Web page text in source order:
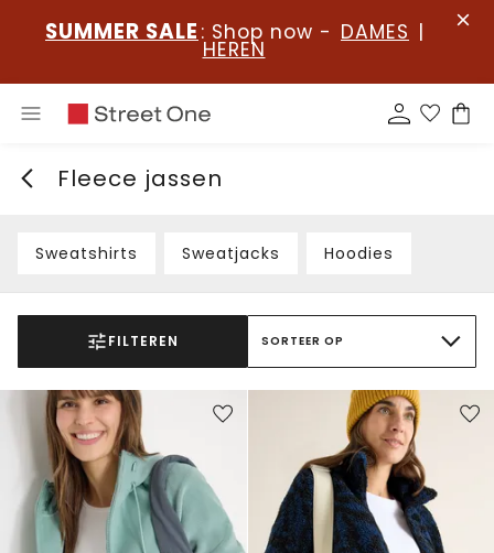
SUMMER SALE : Shop now - DAMES |
HEREN
Fleece jassen
Sweatshirts Sweatjacks Hoodies
FILTEREN SORTEER OP